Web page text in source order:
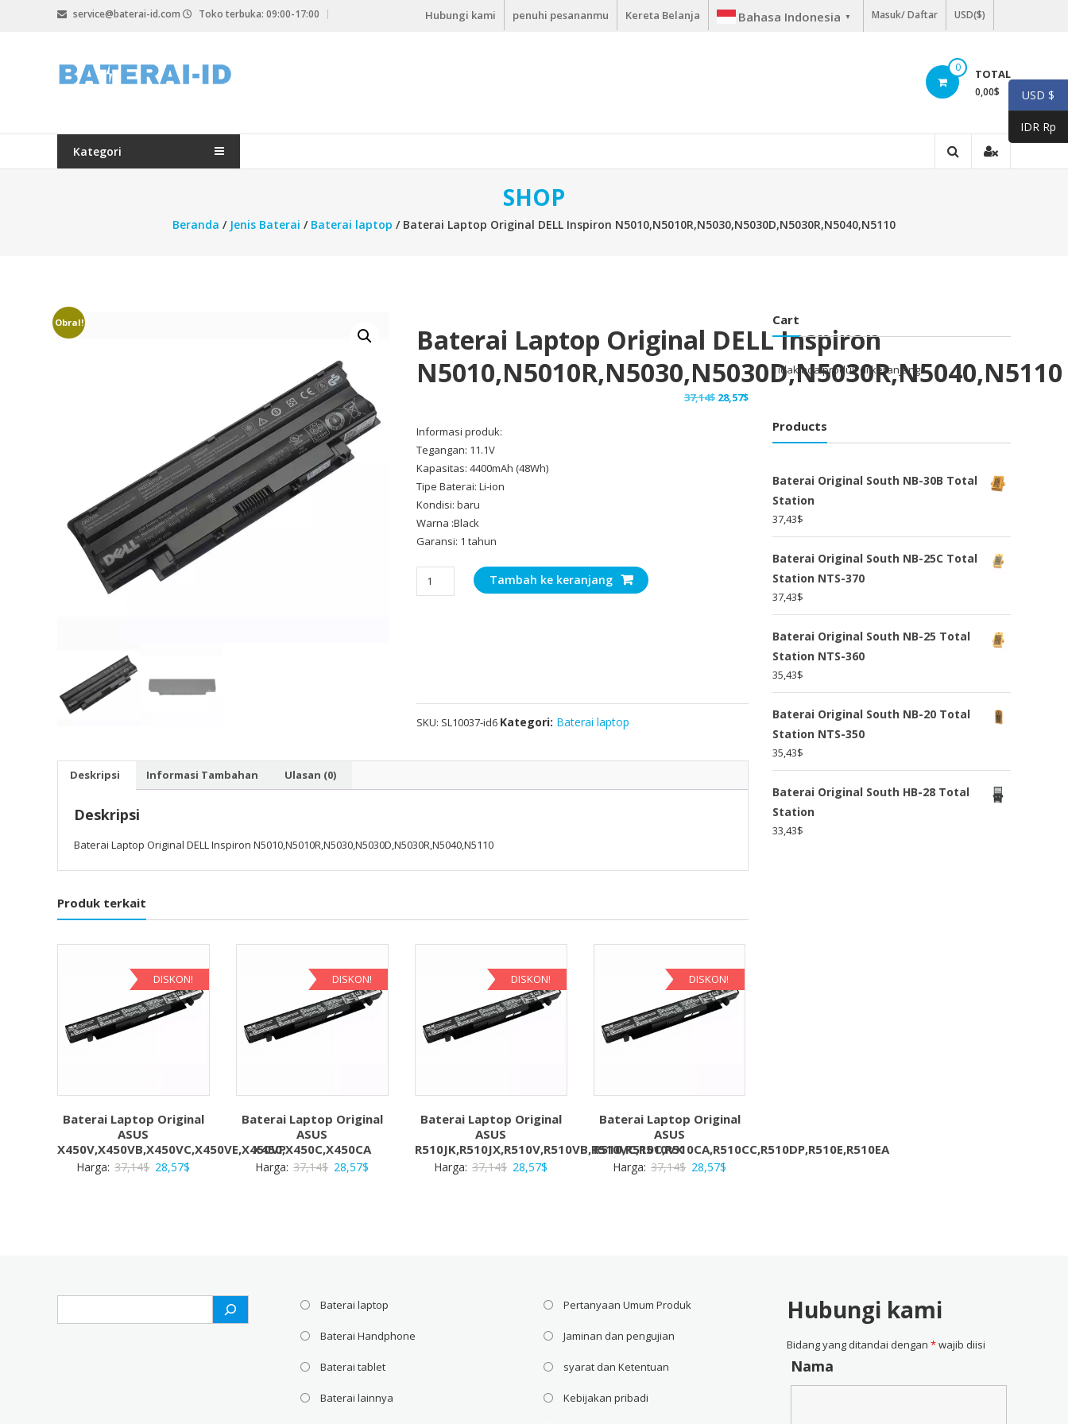
service@baterai-id.com Toko terbuka: 09:00-17:00 Hubungi kami penuhi pesananmu Kereta Belanja Bahasa Indonesia ▼ Masuk/ Daftar USD($)
bateria-
id.com
0 TOTAL
0,00$
Kategori
SHOP
Beranda / Jenis Baterai / Baterai laptop / Baterai Laptop Original DELL Inspiron N5010,N5010R,N5030,N5030D,N5030R,N5040,N5110
Obral!
Baterai Laptop Original DELL Inspiron
N5010,N5010R,N5030,N5030D,N5030R,N5040,N5110
37,14$ Harga
28,57$Harga
Informasi produk:
Tegangan: 11.1V
Kapasitas: 4400mAh (48Wh)
Tipe Baterai: Li-ion
Kondisi: baru
Warna :Black
Garansi: 1 tahun
Baterai
Tambah ke keranjang
SKU: SL10037-id6 Kategori: Baterai laptop
Deskripsi Informasi Tambahan Ulasan (0)
Deskripsi
Baterai Laptop Original DELL Inspiron N5010,N5010R,N5030,N5030D,N5030R,N5040,N5110
Produk terkait
DISKON!
Baterai Laptop Original
ASUS
X450V,X450VB,X450VC,X450VE,X450VP
Harga: 37,14$ Harga
28,57$
DISKON!
Baterai Laptop Original
ASUS
X450,X450C,X450CA
Harga: 37,14$ Harga
28,57$
DISKON!
Baterai Laptop Original
ASUS
R510JK,R510JX,R510V,R510VB,R510VC,R510VX
Harga: 37,14$ Harga
28,57$
DISKON!
Baterai Laptop Original
ASUS
R510,R510C,R510CA,R510CC,R510DP,R510E,R510EA
Harga: 37,14$ Harga
28,57$
Cart
Tidak ada produk di keranjang.
Products
Baterai Original South NB-30B Total
Station
37,43$
Baterai Original South NB-25C Total
Station NTS-370
37,43$
Baterai Original South NB-25 Total
Station NTS-360
35,43$
Baterai Original South NB-20 Total
Station NTS-350
35,43$
Baterai Original South HB-28 Total
Station
33,43$
Baterai laptop
Baterai Handphone
Baterai tablet
Baterai lainnya
Pertanyaan Umum Produk
Jaminan dan pengujian
syarat dan Ketentuan
Kebijakan pribadi
Hubungi kami
Bidang yang ditandai dengan*wajib diisi
Nama
USD $
IDR Rp